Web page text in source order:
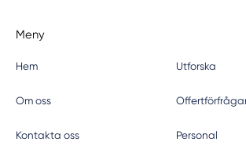
Meny
Hem Utforska
Om oss
Kontakta oss Personal